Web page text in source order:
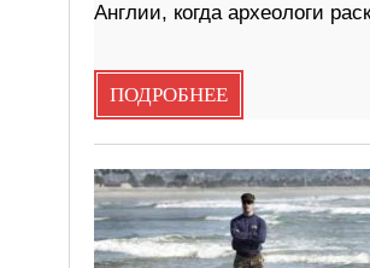
Англии, когда археологи
ПОДРОБНЕЕ